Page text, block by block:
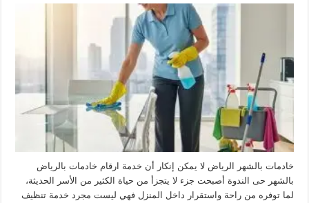
خادمات بالشهر الرياض لا يمكن إنكار أن خدمة ارقام خادمات بالرياض
بالشهر حى الندوة أصبحت جزء لا يتجزأ من حياة الكثير من الأسر الحديثة،
لما توفره من راحة واستقرار داخل المنزل فهي ليست مجرد خدمة تنظيف